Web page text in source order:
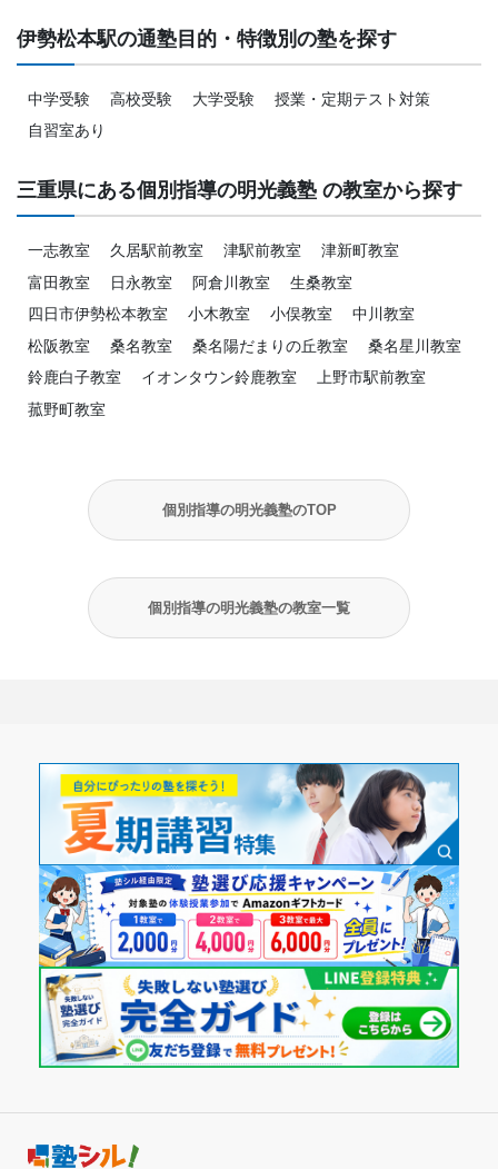
伊勢松本駅の通塾目的・特徴別の塾を探す
中学受験 高校受験 大学受験
授業・定期テスト対策
自習室あり
三重県にある個別指導の明光義塾 の教室から探す
一志教室 久居駅前教室 津駅前教室
津新町教室
富田教室
日永教室 阿倉川教室
生桑教室
四日市伊勢松本教室
小木教室 小俣教室
中川教室
松阪教室
桑名教室 桑名陽だまりの丘教室
桑名星川教室
鈴鹿白子教室
イオンタウン鈴鹿教室
上野市駅前教室
菰野町教室
個別指導の明光義塾のTOP
個別指導の明光義塾の教室一覧